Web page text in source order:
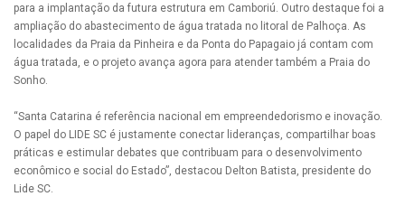
para a implantação da futura estrutura em Camboriú. Outro destaque foi a
ampliação do abastecimento de água tratada no litoral de Palhoça. As
localidades da Praia da Pinheira e da Ponta do Papagaio já contam com
água tratada, e o projeto avança agora para atender também a Praia do
Sonho.
“Santa Catarina é referência nacional em empreendedorismo e inovação.
O papel do LIDE SC é justamente conectar lideranças, compartilhar boas
práticas e estimular debates que contribuam para o desenvolvimento
econômico e social do Estado”, destacou Delton Batista, presidente do
Lide SC.